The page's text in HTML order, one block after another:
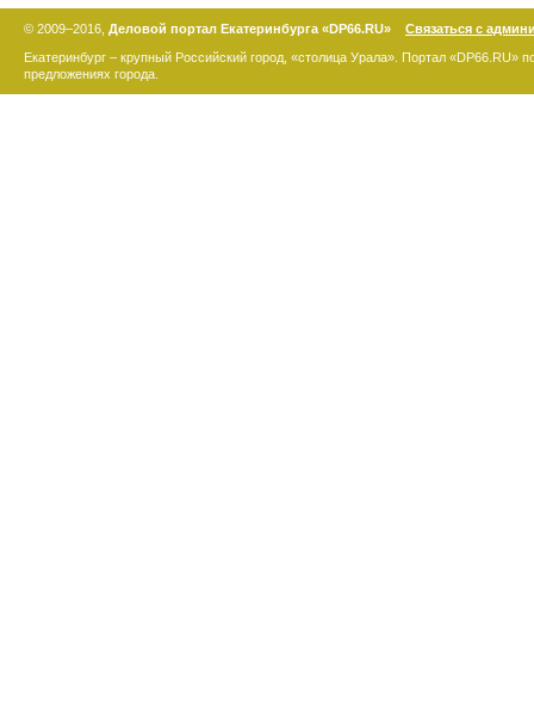
© 2009–2016, Деловой портал Екатеринбурга «DP66.RU»
Связаться с
Екатеринбург – крупный Российский город, «столица Урала». Портал «DP66.RU»
предложениях города.